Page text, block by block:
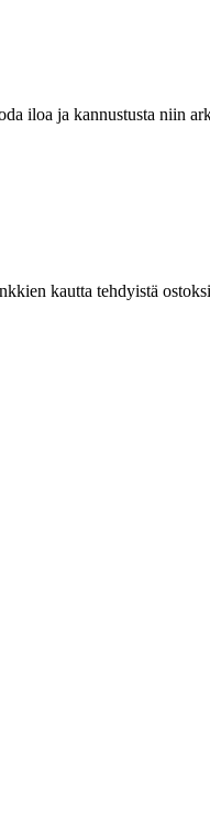
iloa ja kannustusta niin
kautta tehdyistä